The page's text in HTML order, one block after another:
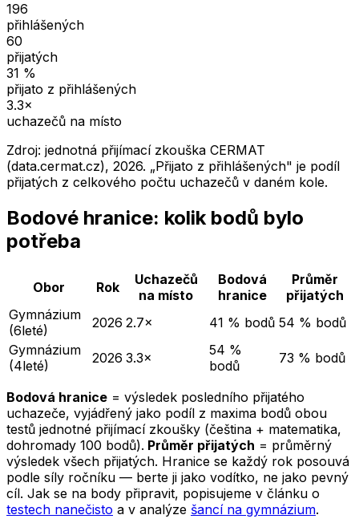
196
přihlášených
60
přijatých
31 %
přijato z přihlášených
3.3×
uchazečů na místo
Zdroj: jednotná přijímací zkouška CERMAT
(data.cermat.cz), 2026. „Přijato z přihlášených" je podíl
přijatých z celkového počtu uchazečů v daném kole.
Bodové hranice: kolik bodů bylo
potřeba
Obor Rok
Uchazečů
na místo
Bodová
hranice
Průměr
přijatých
Gymnázium
(6leté)
2026 2.7× 41 % bodů 54 % bodů
Gymnázium
(4leté)
2026 3.3×
54 %
bodů
73 % bodů
Bodová hranice = výsledek posledního přijatého
uchazeče, vyjádřený jako podíl z maxima bodů obou
testů jednotné přijímací zkoušky (čeština + matematika,
dohromady 100 bodů). Průměr přijatých = průměrný
výsledek všech přijatých. Hranice se každý rok posouvá
podle síly ročníku — berte ji jako vodítko, ne jako pevný
cíl. Jak se na body připravit, popisujeme v článku o
testech nanečisto a v analýze šancí na gymnázium.